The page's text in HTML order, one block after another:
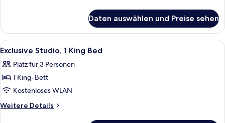
Double
Room
Daten auswählen und Preise sehen
Alle
Fotos
für
Exclusive
Studio,
1
Ein Hotelzimmer mit einem großen
5
Exclusive Studio, 1 King Bed
Platz für 3 Personen
1 King-Bett
Kostenloses WLAN
Weitere Details
Weitere